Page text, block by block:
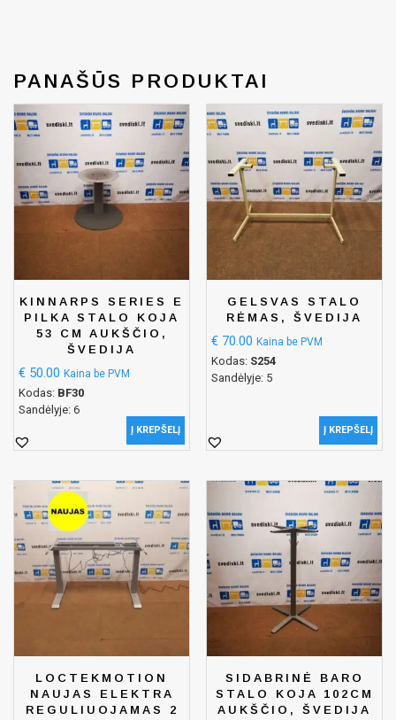
PANAŠŪS PRODUKTAI
KINNARPS SERIES E
PILKA STALO KOJA
53 CM AUKŠČIO,
ŠVEDIJA
€ 50.00 Kaina be PVM
Kodas: BF30
Sandėlyje: 6
Į KREPŠELĮ
GELSVAS STALO
RĖMAS, ŠVEDIJA
€ 70.00 Kaina be PVM
Kodas: S254
Sandėlyje: 5
Į KREPŠELĮ
LOCTEKMOTION
NAUJAS ELEKTRA
REGULIUOJAMAS 2
SIDABRINĖ BARO
STALO KOJA 102CM
AUKŠČIO, ŠVEDIJA